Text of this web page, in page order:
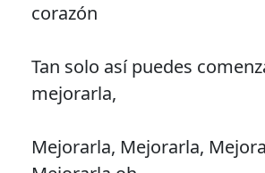
corazón
Tan solo así puedes
mejorarla,
Mejorarla, Mejorarla,